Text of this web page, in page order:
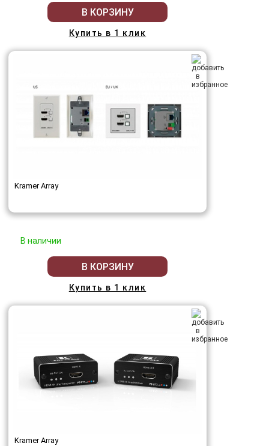
В КОРЗИНУ
Купить в 1 клик
Kramer Array
В наличии
В КОРЗИНУ
Купить в 1 клик
Kramer Array